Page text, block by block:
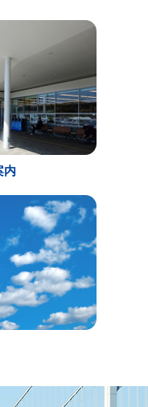
内